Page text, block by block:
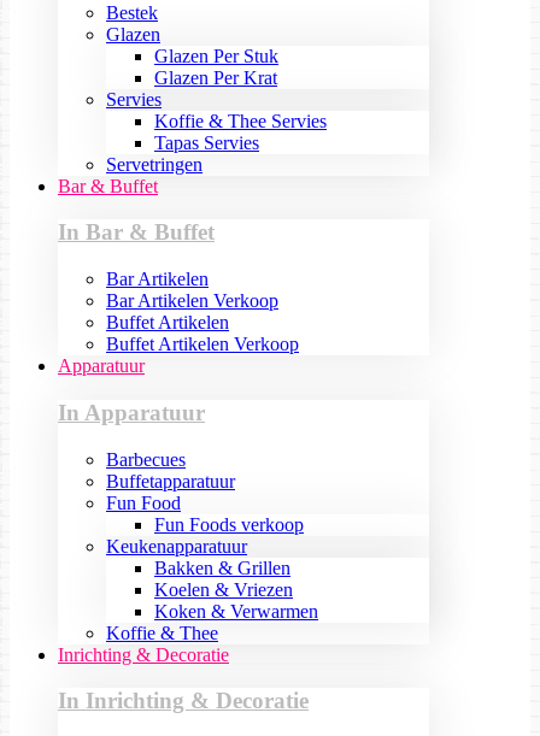
Bestek
Glazen
Glazen Per Stuk
Glazen Per Krat
Servies
Koffie & Thee Servies
Tapas Servies
Servetringen
Bar & Buffet
In Bar & Buffet
Bar Artikelen
Bar Artikelen Verkoop
Buffet Artikelen
Buffet Artikelen Verkoop
Apparatuur
In Apparatuur
Barbecues
Buffetapparatuur
Fun Food
Fun Foods verkoop
Keukenapparatuur
Bakken & Grillen
Koelen & Vriezen
Koken & Verwarmen
Koffie & Thee
Inrichting & Decoratie
In Inrichting & Decoratie